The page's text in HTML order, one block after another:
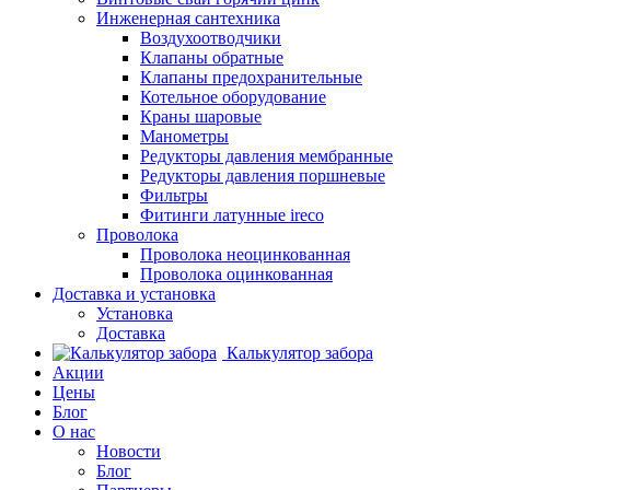
Инженерная сантехника
Воздухоотводчики
Клапаны обратные
Клапаны предохранительные
Котельное оборудование
Краны шаровые
Манометры
Редукторы давления мембранные
Редукторы давления поршневые
Фильтры
Фитинги латунные ireco
Проволока
Проволока неоцинкованная
Проволока оцинкованная
Доставка и установка
Установка
Доставка
Калькулятор забора
Акции
Цены
Блог
О нас
Новости
Блог